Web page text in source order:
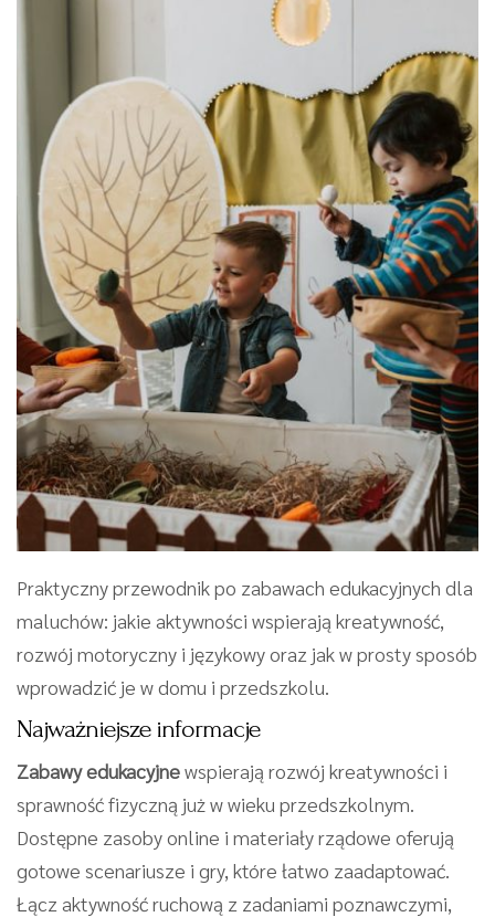
Praktyczny przewodnik po zabawach edukacyjnych dla
maluchów: jakie aktywności wspierają kreatywność,
rozwój motoryczny i językowy oraz jak w prosty sposób
wprowadzić je w domu i przedszkolu.
Najważniejsze informacje
Zabawy edukacyjnewspierają rozwój kreatywności i
sprawność fizyczną już w wieku przedszkolnym.
Dostępne zasoby online i materiały rządowe oferują
gotowe scenariusze i gry, które łatwo zaadaptować.
Łącz aktywność ruchową z zadaniami poznawczymi,